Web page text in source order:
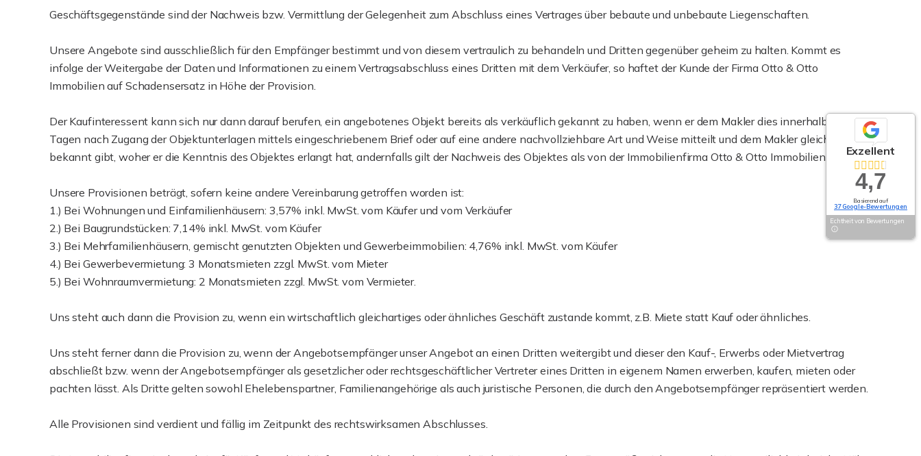
Geschäftsgegenstände sind der Nachweis bzw. Vermittlung der Gelegenheit zum Abschluss eines Vertrages über bebaute und unbebaute Liegenschaften.
Unsere Angebote sind ausschließlich für den Empfänger bestimmt und von diesem vertraulich zu behandeln und Dritten gegenüber geheim zu halten. Kommt es
infolge der Weitergabe der Daten und Informationen zu einem Vertragsabschluss eines Dritten mit dem Verkäufer, so haftet der Kunde der Firma Otto & Otto
Immobilien auf Schadensersatz in Höhe der Provision.
Der Kaufinteressent kann sich nur dann darauf berufen, ein angebotenes Objekt bereits als verkäuflich gekannt zu haben, wenn er dem Makler dies innerhalb von 5
Tagen nach Zugang der Objektunterlagen mittels eingeschriebenem Brief oder auf eine andere nachvollziehbare Art und Weise mitteilt und dem Makler gleichzeitig
bekannt gibt, woher er die Kenntnis des Objektes erlangt hat, andernfalls gilt der Nachweis des Objektes als von der Immobilienfirma Otto & Otto Immobilien erfolgt.
Unsere Provisionen beträgt, sofern keine andere Vereinbarung getroffen worden ist:
1.) Bei Wohnungen und Einfamilienhäusern: 3,57% inkl. MwSt. vom Käufer und vom Verkäufer
2.) Bei Baugrundstücken: 7,14% inkl. MwSt. vom Käufer
3.) Bei Mehrfamilienhäusern, gemischt genutzten Objekten und Gewerbeimmobilien: 4,76% inkl. MwSt. vom Käufer
4.) Bei Gewerbevermietung: 3 Monatsmieten zzgl. MwSt. vom Mieter
5.) Bei Wohnraumvermietung: 2 Monatsmieten zzgl. MwSt. vom Vermieter.
Uns steht auch dann die Provision zu, wenn ein wirtschaftlich gleichartiges oder ähnliches Geschäft zustande kommt, z.B. Miete statt Kauf oder ähnliches.
Uns steht ferner dann die Provision zu, wenn der Angebotsempfänger unser Angebot an einen Dritten weitergibt und dieser den Kauf-, Erwerbs oder Mietvertrag
abschließt bzw. wenn der Angebotsempfänger als gesetzlicher oder rechtsgeschäftlicher Vertreter eines Dritten in eigenem Namen erwerben, kaufen, mieten oder
pachten lässt. Als Dritte gelten sowohl Ehelebenspartner, Familienangehörige als auch juristische Personen, die durch den Angebotsempfänger repräsentiert werden.
Alle Provisionen sind verdient und fällig im Zeitpunkt des rechtswirksamen Abschlusses.
Exzellent
4,7
Basierend auf
37 Google-Bewertungen
Echtheit von Bewertungen